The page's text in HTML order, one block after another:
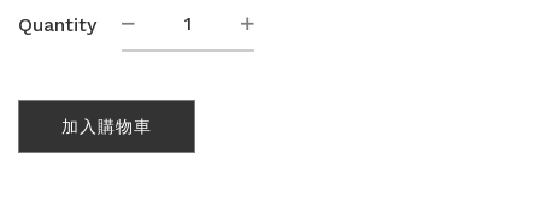
Quantity
熱
昇
田
徑
背
加入購物車